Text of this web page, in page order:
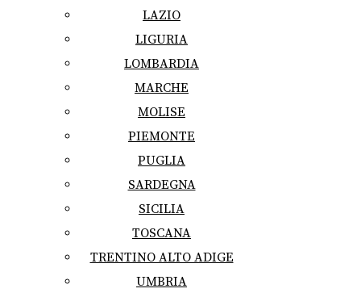
LAZIO
LIGURIA
LOMBARDIA
MARCHE
MOLISE
PIEMONTE
PUGLIA
SARDEGNA
SICILIA
TOSCANA
TRENTINO ALTO ADIGE
UMBRIA